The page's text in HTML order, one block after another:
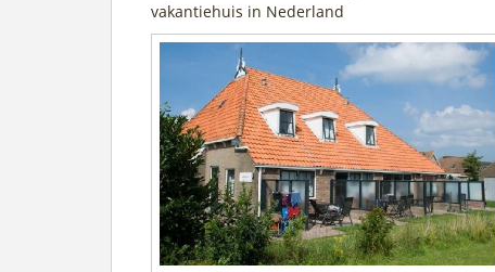
vakantiehuis in Nederland